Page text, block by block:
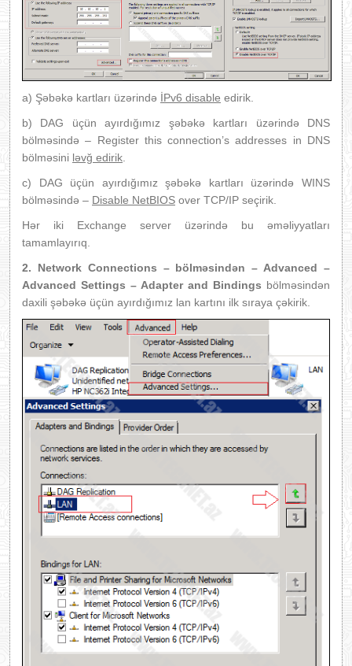
a) Şəbəkə kartları üzərində İPv6 disable edirik.
b) DAG üçün ayırdığımız şəbəkə kartları üzərində DNS
bölməsində – Register this connection’s addresses in DNS
bölməsini ləvğ edirik
c) DAG üçün ayırdığımız şəbəkə kartları üzərində WINS
bölməsində – Disable NetBIOS over TCP/IP seçirik.
Hər iki Exchange server üzərində bu əməliyyatları
tamamlayırıq.
2. Network Connections – bölməsindən – Advanced –
Advanced Settings – Adapter and Bindings bölməsindən
daxili şəbəkə üçün ayırdığımız lan kartını ilk sıraya çəkirik.